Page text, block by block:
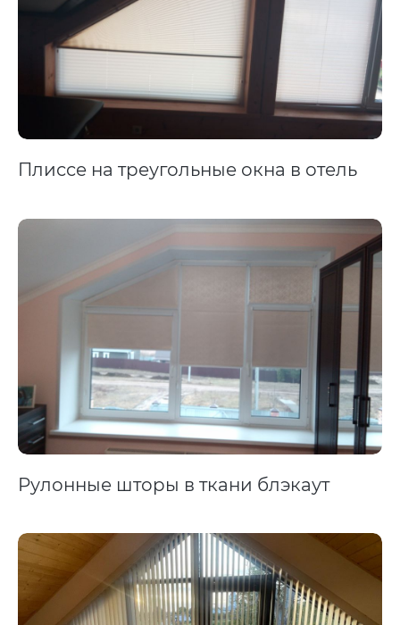
Плиссе на треугольные окна в отель
Рулонные шторы в ткани блэкаут